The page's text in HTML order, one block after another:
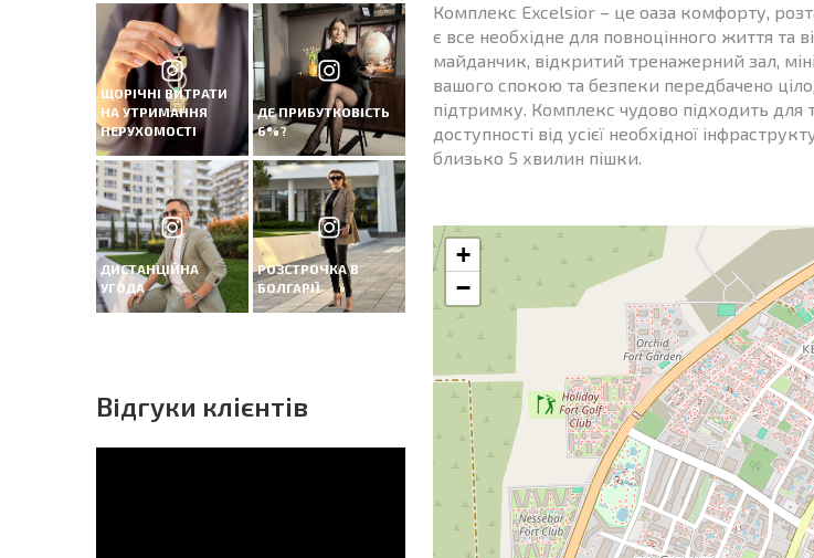
ЩОРІЧНІ ВИТРАТИ
НА УТРИМАННЯ
НЕРУХОМОСТІ
ДЕ ПРИБУТКОВІСТЬ
6%?
ДИСТАНЦІЙНА
УГОДА
РОЗСТРОЧКА В
БОЛГАРІЇ
Вiдгуки клієнтів
Комплекс Excelsior – це оаза комфорту,
є все необхідне для повноцінного життя та
майданчик, відкритий тренажерний зал,
вашого спокою та безпеки передбачено
підтримку. Комплекс чудово підходить для
доступності від усієї необхідної
близько 5 хвилин пішки.
+
−